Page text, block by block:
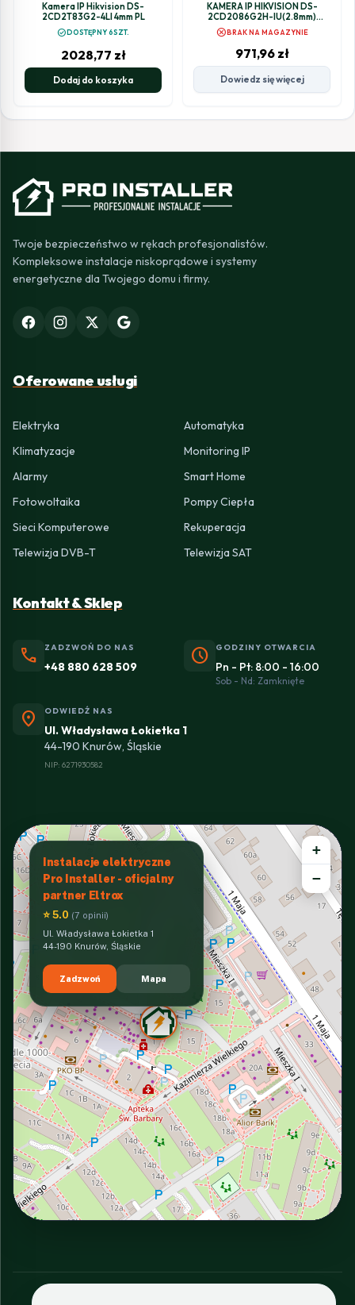
Kamera IP Hikvision DS-
2CD2T83G2-4LI 4mm PL
check_circleDOSTĘPNY 6SZT.
2028,77 zł
Dodaj do koszyka
KAMERA IP HIKVISION DS-
2CD2086G2H-IU(2.8mm)
(eF)/BLACK
cancelBRAK NA MAGAZYNIE
971,96 zł
Dowiedz się więcej
Twoje bezpieczeństwo w rękach profesjonalistów.
Kompleksowe instalacje niskoprądowe i systemy
energetyczne dla Twojego domu i firmy.
Oferowane usługi
Elektryka
Automatyka
Klimatyzacje
Monitoring IP
Alarmy
Smart Home
Fotowoltaika
Pompy Ciepła
Sieci Komputerowe
Rekuperacja
Telewizja DVB-T
Telewizja SAT
Kontakt & Sklep
phone ZADZWOŃ DO NAS
+48 880 628 509 schedule GODZINY OTWARCIA
Pn - Pt: 8:00 - 16:00
Sob - Nd: Zamknięte
location_on ODWIEDŹ NAS
Ul. Władysława Łokietka 1
44-190 Knurów, Śląskie
NIP: 6271930582
Instalacje elektryczne
Pro Installer - oficjalny
partner Eltrox
⭐ 5.0 (7 opinii)
Ul. Władysława Łokietka 1
44-190 Knurów, Śląskie
Zadzwoń Mapa
+
−
INTERACTIVE VIEW